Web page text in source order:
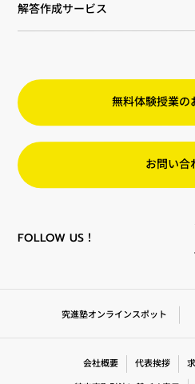
解答作成サービス
無料体験授業の
お問い合
FOLLOW US！
究進塾オンラインスポット
会社概要 代表挨拶